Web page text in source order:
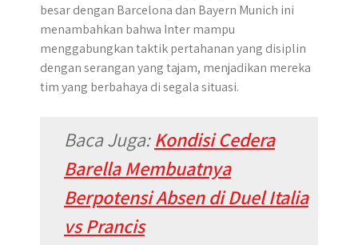
besar dengan Barcelona dan Bayern Munich ini
menambahkan bahwa Inter mampu
menggabungkan taktik pertahanan yang disiplin
dengan serangan yang tajam, menjadikan mereka
tim yang berbahaya di segala situasi.
Baca Juga:Kondisi Cedera
Barella Membuatnya
Berpotensi Absen di Duel Italia
vs Prancis